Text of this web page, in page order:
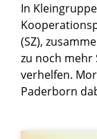
In
(SZ),
zu noch mehr
verhelfen.
Paderborn